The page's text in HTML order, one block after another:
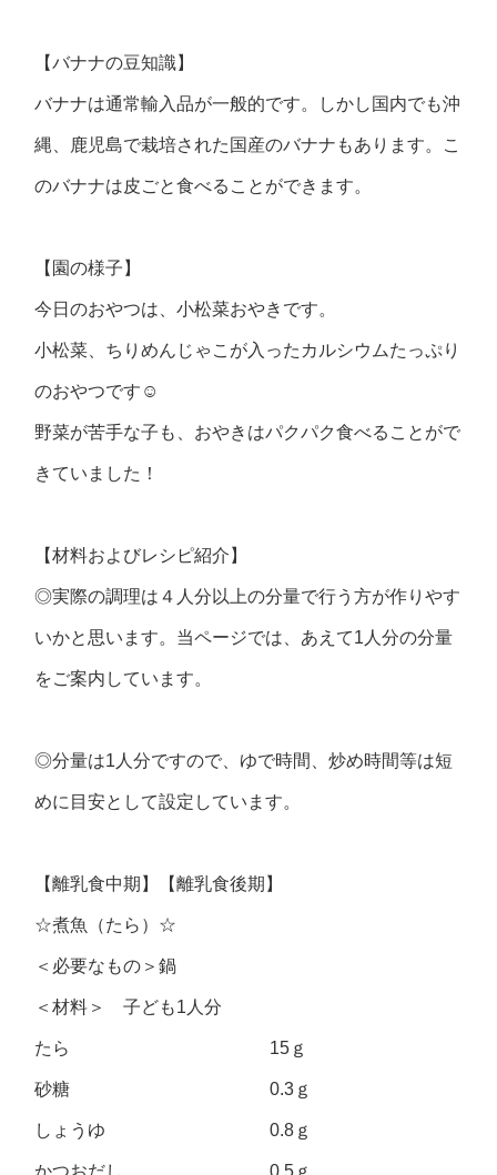
【バナナの豆知識】
バナナは通常輸入品が一般的です。しかし国内でも沖
縄、鹿児島で栽培された国産のバナナもあります。こ
のバナナは皮ごと食べることができます。
【園の様子】
今日のおやつは、小松菜おやきです。
小松菜、ちりめんじゃこが入ったカルシウムたっぷり
のおやつです☺
野菜が苦手な子も、おやきはパクパク食べることがで
きていました！
【材料およびレシピ紹介】
◎実際の調理は４人分以上の分量で行う方が作りやす
いかと思います。当ページでは、あえて1人分の分量
をご案内しています。
◎分量は1人分ですので、ゆで時間、炒め時間等は短
めに目安として設定しています。
【離乳食中期】【離乳食後期】
☆煮魚（たら）☆
＜必要なもの＞鍋
＜材料＞ 子ども1人分
たら 15ｇ
砂糖 0.3ｇ
しょうゆ 0.8ｇ
かつおだし 0.5ｇ